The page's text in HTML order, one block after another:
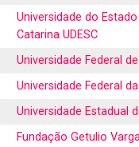
Universidade do
Catarina UDESC
Universidade Federal
Universidade Federal
Universidade Estadual
Fundação Getulio